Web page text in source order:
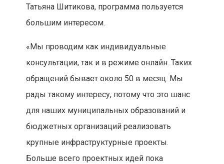
Татьяна Шитикова, программа пользуется
большим интересом.
«Мы проводим как индивидуальные
консультации, так и в режиме онлайн. Таких
обращений бывает около 50 в месяц. Мы
рады такому интересу, потому что это шанс
для наших муниципальных образований и
бюджетных организаций реализовать
крупные инфраструктурные проекты.
Больше всего проектных идей пока